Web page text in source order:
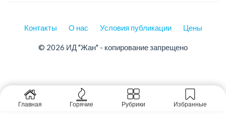
Контакты О нас Условия публикации Цены
© 2026 ИД "Жан" - копирование запрещено
Главная Горячие Рубрики Избранные